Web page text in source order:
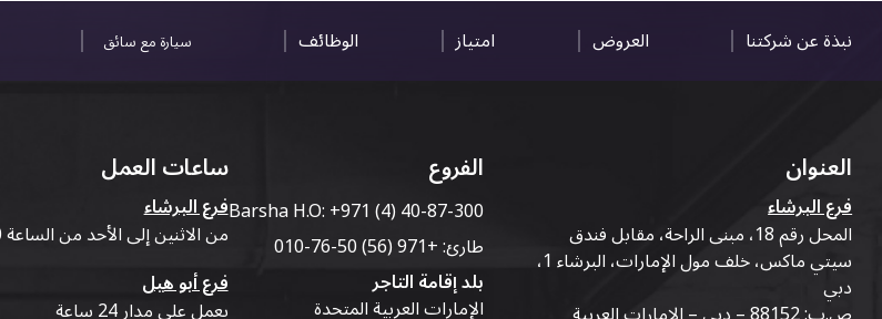
نبذة عن شركتنا العروض امتياز الوظائف سيارة مع سائق
العنوان
فرع البرشاء
المحل رقم 18، مبنى الراحة، مقابل فندق
سيتي ماكس، خلف مول الإمارات، البرشاء 1،
دبي
الفروع
Barsha H.O:+971 (4) 40-87-300
طارئ:+971 (56) 50-76-010
بلد إقامة التاجر
الإمارات العربية المتحدة
ساعات العمل
فرع البرشاء
من الاثنين إلى الأحد من الساعة 9:00 صباحًا حتى 07:00 مساءً
فرع أبو هيل
يعمل على مدار 24 ساعة